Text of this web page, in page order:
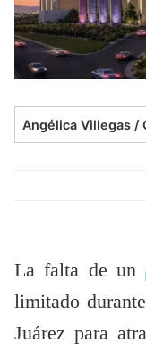
Angélica Villegas /
La falta de un
limitado
Juárez para